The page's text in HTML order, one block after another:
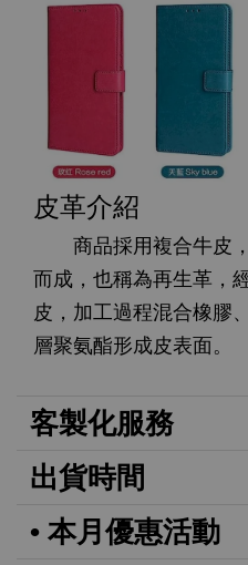
皮革介紹
商品採用複合牛皮，
而成，也稱為再生革，
皮，加工過程混合橡膠
層聚氨酯形成皮表面。
客製化服務
出貨時間
• 本月優惠活動